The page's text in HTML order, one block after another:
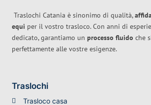
Traslochi Catania è sinonimo di qualità,
equi per il vostro trasloco. Con anni di
dedicato, garantiamo un processo fluido che
perfettamente alle vostre esigenze.
Traslochi
Trasloco casa